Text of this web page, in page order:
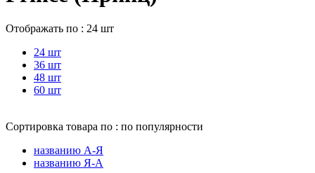
Отображать по : 24 шт
24 шт
36 шт
48 шт
60 шт
Сортировка товара по : по популярности
названию А-Я
названию Я-А